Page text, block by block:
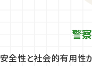
警
安全性と社会的有用性